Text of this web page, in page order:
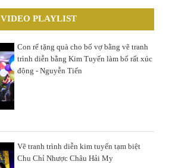
VIDEO PLAYLIST
Con rể tặng quà cho bố vợ bằng vẽ tranh
trình diễn bằng Kim Tuyến làm bố rất xúc
động - Nguyễn Tiến
Vẽ tranh trình diễn kim tuyến tạm biệt
Chu Chỉ Nhược Châu Hải My